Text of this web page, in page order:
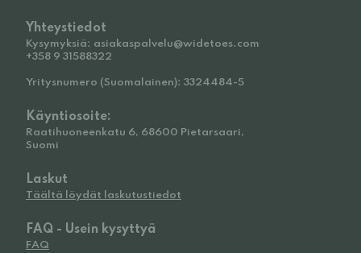
Yhteystiedot
Kysymyksiä: asiakaspalvelu@widetoes.com
+358 9 31588322
Yritysnumero (Suomalainen): 3324484-5
Käyntiosoite:
Raatihuoneenkatu 6, 68600 Pietarsaari,
Suomi
Laskut
Täältä löydät laskutustiedot
FAQ - Usein kysyttyä
FAQ